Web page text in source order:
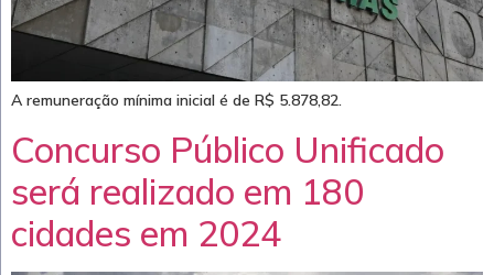
A remuneração mínima inicial é de R$ 5.878,82.
Concurso Público Unificado
será realizado em 180
cidades em 2024